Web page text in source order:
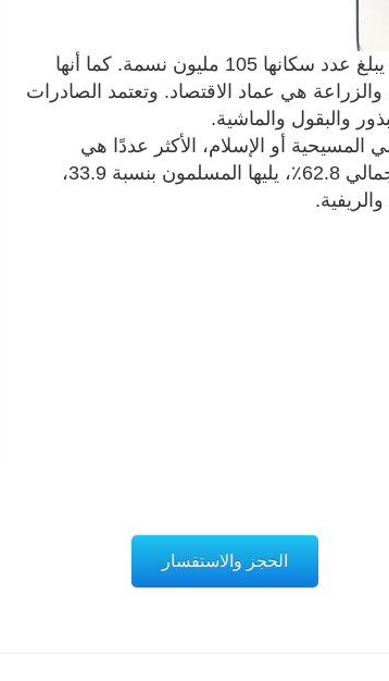
تعتبر إثيوبيا من أكثر البلدان اكتظاظا بالسكان في العالم حيث يبلغ عدد سكانها 105 مليون نسمة. كما أنها
هي عماد الاقتصاد. وتعتمد الصادرات
والبقول والماشية.
المسيحية أو الإسلام، الأكثر عددًا هي
المسيحية ( الأرثوذكسية الإثيوبية، البنتاي، الروم الكاثوليك ) بإجمالي 62.8٪، يليها المسلمون بنسبة 33.9،
الحجز والاستفسار